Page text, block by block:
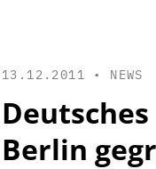
13.12.2011 • NEWS
Berlin